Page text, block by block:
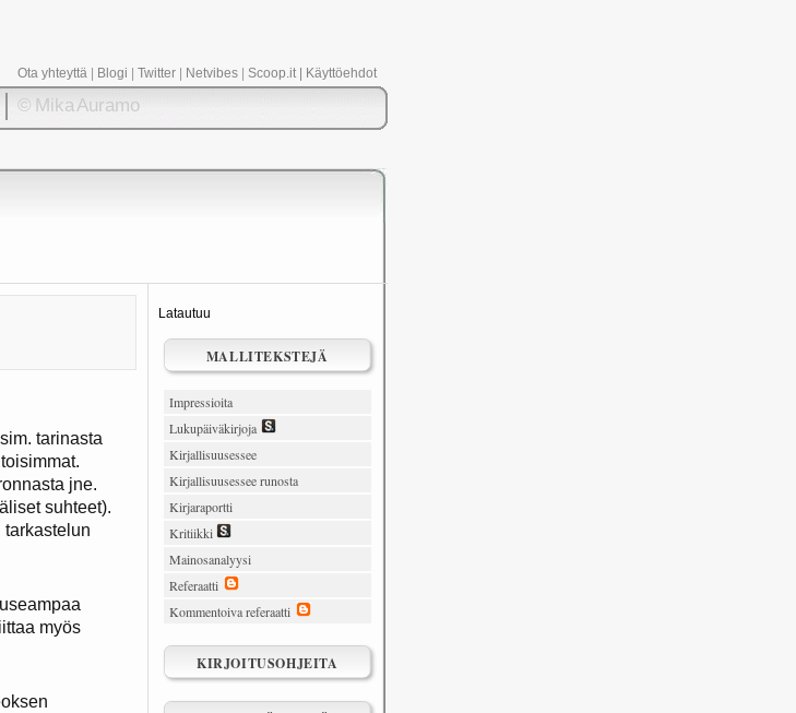
Ota yhteyttä Blogi Twitter Netvibes Scoop.it| Käyttöehdot
© Mika Auramo
Latautuu
MALLITEKSTEJÄ
Impressioita
Lukupäiväkirjoja
Kirjallisuusessee
Kirjallisuusessee runosta
Kirjaraportti
Kritiikki
Mainosanalyysi
Referaatti
Kommentoiva referaatti
KIRJOITUSOHJEITA
tarinasta
jne.
suhteet).
myös